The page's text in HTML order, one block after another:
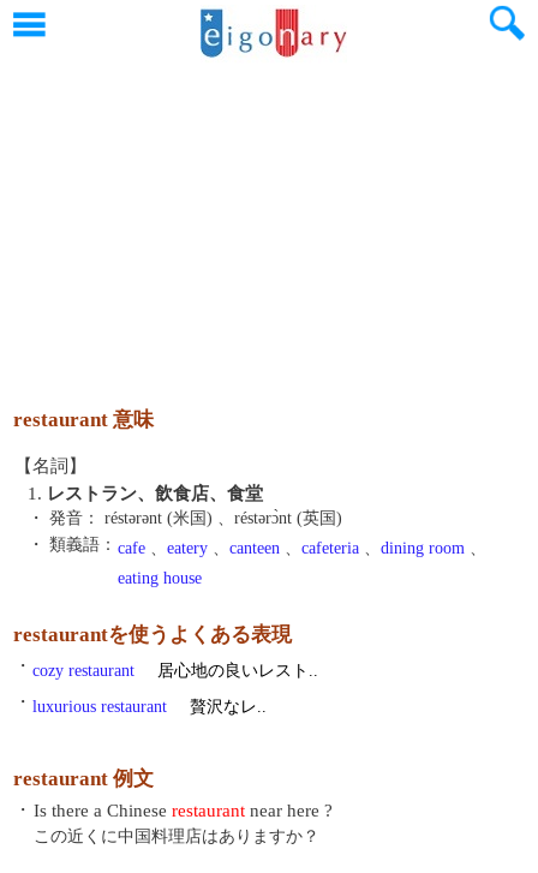
restaurant 意味
【名詞】
1. レストラン、飲食店、食堂
・ 発音：
réstərənt (米国) 、réstərɔ̀nt (英国)
・ 類義語： cafe 、 eatery 、 canteen 、 cafeteria 、 dining room 、
eating house
restaurantを使うよくある表現
・ cozy restaurant
居心地の良いレスト..
・ luxurious restaurant 贅沢なレ..
restaurant 例文
・ Is there a Chinese restaurant near here ?
この近くに中国料理店はありますか？